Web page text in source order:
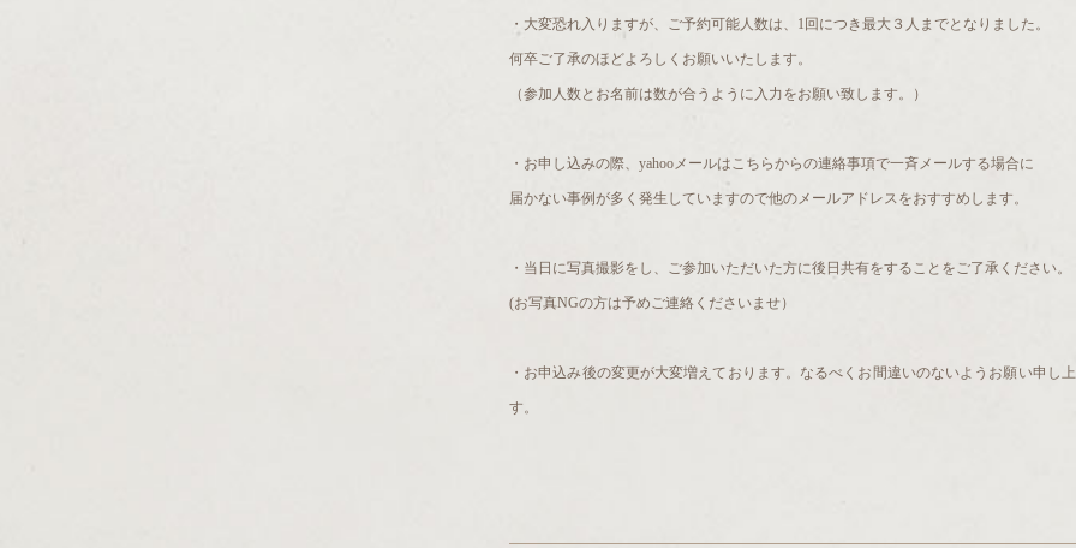
・大変恐れ入りますが、ご予約可能人数は、1回につき最大３人までとなりました。
何卒ご了承のほどよろしくお願いいたします。
（参加人数とお名前は数が合うように入力をお願い致します。）
・お申し込みの際、yahooメールはこちらからの連絡事項で一斉メールする場合に
届かない事例が多く発生していますので他のメールアドレスをおすすめします。
・当日に写真撮影をし、ご参加いただいた方に後日共有をすることをご了承ください。
(お写真NGの方は予めご連絡くださいませ）
・お申込み後の変更が大変増えております。なるべくお間違いのないようお願い申し
す。